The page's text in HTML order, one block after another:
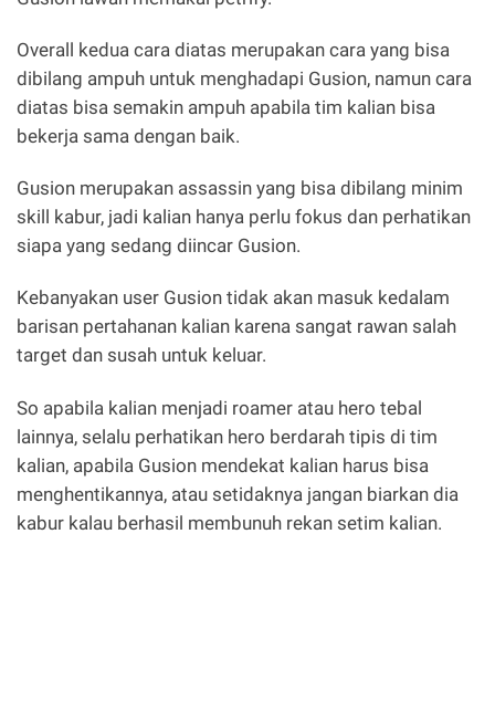
Overall kedua cara diatas merupakan cara yang bisa
dibilang ampuh untuk menghadapi Gusion, namun cara
diatas bisa semakin ampuh apabila tim kalian bisa
bekerja sama dengan baik.
Gusion merupakan assassin yang bisa dibilang minim
skill kabur, jadi kalian hanya perlu fokus dan perhatikan
siapa yang sedang diincar Gusion.
Kebanyakan user Gusion tidak akan masuk kedalam
barisan pertahanan kalian karena sangat rawan salah
target dan susah untuk keluar.
So apabila kalian menjadi roamer atau hero tebal
lainnya, selalu perhatikan hero berdarah tipis di tim
kalian, apabila Gusion mendekat kalian harus bisa
menghentikannya, atau setidaknya jangan biarkan dia
kabur kalau berhasil membunuh rekan setim kalian.